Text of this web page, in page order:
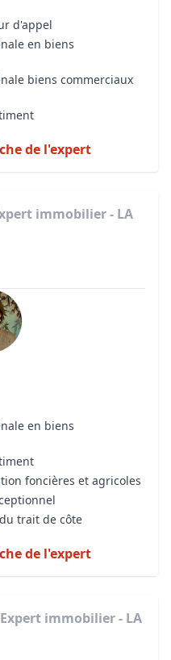
d'appel
en biens
biens commerciaux
de l'expert
immobilier - LA
en biens
foncières et agricoles
trait de côte
de l'expert
Expert immobilier - LA